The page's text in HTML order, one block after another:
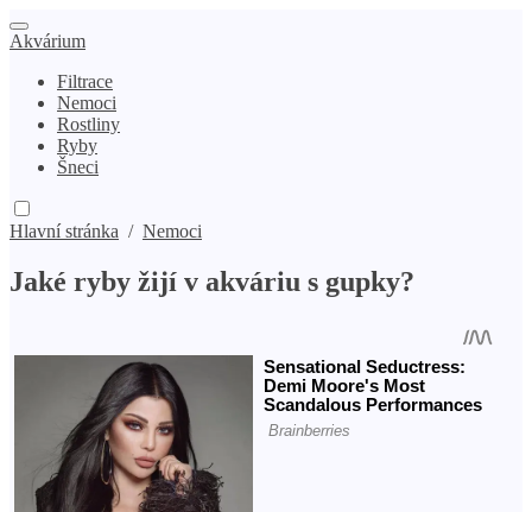
Akvárium
Filtrace
Nemoci
Rostliny
Ryby
Šneci
Hlavní stránka / Nemoci
Jaké ryby žijí v akváriu s gupky?